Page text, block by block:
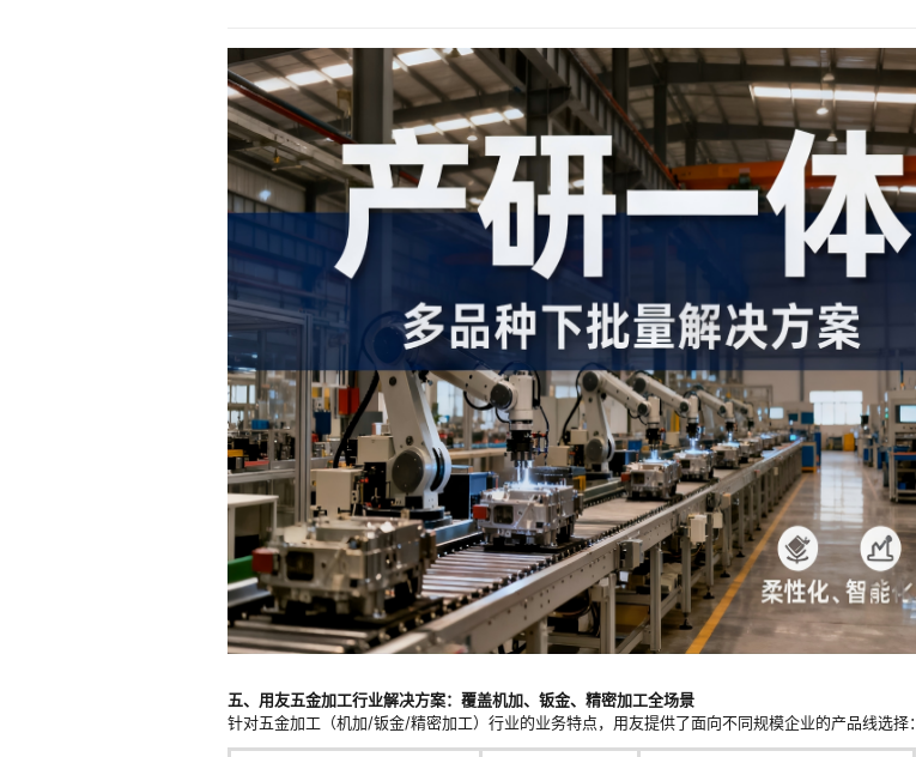
五、用友五金加工行业解决方案：覆盖机加、钣金、精密加工全场景
针对五金加工（机加/钣金/精密加工）行业的业务特点，用友提供了面向不同规模企业的产品线选择：